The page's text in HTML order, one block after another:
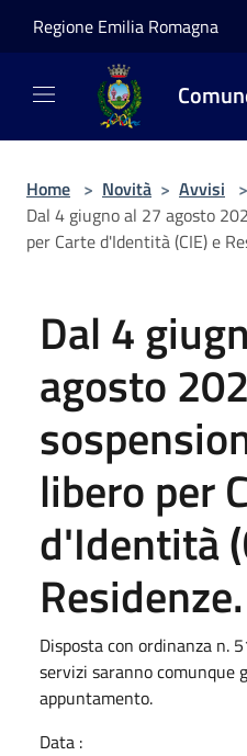
Regione Emilia Romagna
Home > Novità > Avvisi >
Dal 4 giugno al 27 agosto
per Carte d'Identità (CIE) e
Dal 4
agosto
libero per
d'Identità
Residenze.
Disposta con ordinanza n.
servizi saranno
appuntamento.
Data :